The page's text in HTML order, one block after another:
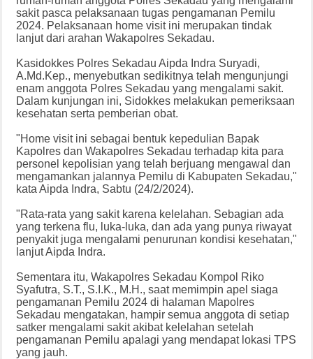
sakit pasca pelaksanaan tugas pengamanan Pemilu
2024. Pelaksanaan home visit ini merupakan tindak
lanjut dari arahan Wakapolres Sekadau.
Kasidokkes Polres Sekadau Aipda Indra Suryadi,
A.Md.Kep., menyebutkan sedikitnya telah mengunjungi
enam anggota Polres Sekadau yang mengalami sakit.
Dalam kunjungan ini, Sidokkes melakukan pemeriksaan
kesehatan serta pemberian obat.
"Home visit ini sebagai bentuk kepedulian Bapak
Kapolres dan Wakapolres Sekadau terhadap kita para
personel kepolisian yang telah berjuang mengawal dan
mengamankan jalannya Pemilu di Kabupaten Sekadau,"
kata Aipda Indra, Sabtu (24/2/2024).
"Rata-rata yang sakit karena kelelahan. Sebagian ada
yang terkena flu, luka-luka, dan ada yang punya riwayat
penyakit juga mengalami penurunan kondisi kesehatan,"
lanjut Aipda Indra.
Sementara itu, Wakapolres Sekadau Kompol Riko
Syafutra, S.T., S.I.K., M.H., saat memimpin apel siaga
pengamanan Pemilu 2024 di halaman Mapolres
Sekadau mengatakan, hampir semua anggota di setiap
satker mengalami sakit akibat kelelahan setelah
pengamanan Pemilu apalagi yang mendapat lokasi TPS
yang jauh.